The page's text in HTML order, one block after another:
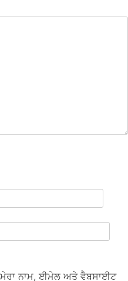
ਮੇਰਾ ਨਾਮ, ਈਮੇਲ ਅਤੇ ਵੈਬਸਾਈਟ